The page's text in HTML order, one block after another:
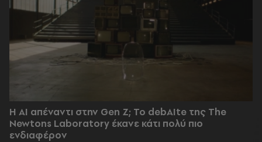
Η AI απέναντι στην Gen Z; Το debAIte της The
Newtons Laboratory έκανε κάτι πολύ πιο
ενδιαφέρον